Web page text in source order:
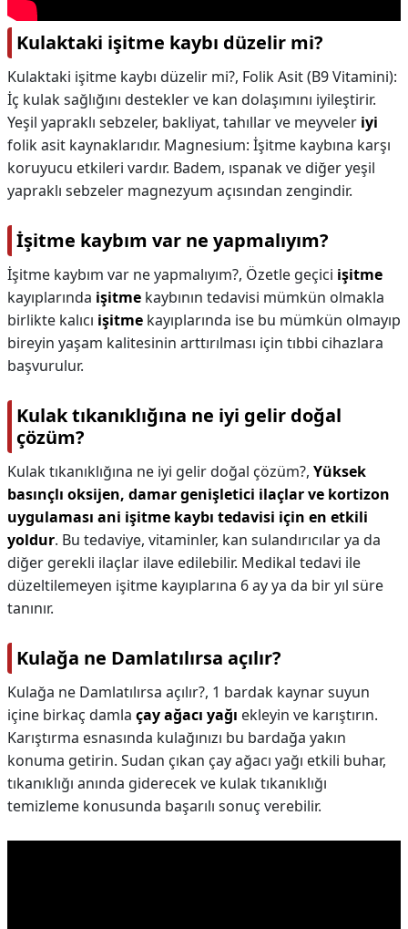
Kulaktaki işitme kaybı düzelir mi?
Kulaktaki işitme kaybı düzelir mi?, Folik Asit (B9 Vitamini):
İç kulak sağlığını destekler ve kan dolaşımını iyileştirir.
Yeşil yapraklı sebzeler, bakliyat, tahıllar ve meyveler iyi
folik asit kaynaklarıdır. Magnesium: İşitme kaybına karşı
koruyucu etkileri vardır. Badem, ıspanak ve diğer yeşil
yapraklı sebzeler magnezyum açısından zengindir.
İşitme kaybım var ne yapmalıyım?
İşitme kaybım var ne yapmalıyım?, Özetle geçici işitme
kayıplarında işitme kaybının tedavisi mümkün olmakla
birlikte kalıcı işitme kayıplarında ise bu mümkün olmayıp
bireyin yaşam kalitesinin arttırılması için tıbbi cihazlara
başvurulur.
Kulak tıkanıklığına ne iyi gelir doğal
çözüm?
Kulak tıkanıklığına ne iyi gelir doğal çözüm?, Yüksek
basınçlı oksijen, damar genişletici ilaçlar ve kortizon
uygulaması ani işitme kaybı tedavisi için en etkili
yoldur. Bu tedaviye, vitaminler, kan sulandırıcılar ya da
diğer gerekli ilaçlar ilave edilebilir. Medikal tedavi ile
düzeltilemeyen işitme kayıplarına 6 ay ya da bir yıl süre
tanınır.
Kulağa ne Damlatılırsa açılır?
Kulağa ne Damlatılırsa açılır?, 1 bardak kaynar suyun
içine birkaç damla çay ağacı yağı ekleyin ve karıştırın.
Karıştırma esnasında kulağınızı bu bardağa yakın
konuma getirin. Sudan çıkan çay ağacı yağı etkili buhar,
tıkanıklığı anında giderecek ve kulak tıkanıklığı
temizleme konusunda başarılı sonuç verebilir.